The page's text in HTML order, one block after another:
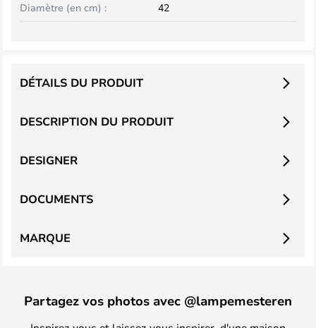
Diamètre (en cm) :
42
DESCRIPTION DU PRODUIT
DÉTAILS DU PRODUIT
DESIGNER
DOCUMENTS
MARQUE
Partagez vos photos avec @lampemesteren